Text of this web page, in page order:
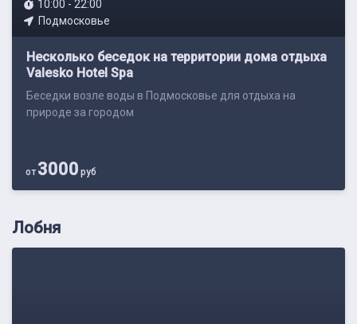
10:00 - 22:00
Подмосковье
Несколько беседок на территории дома отдыха
Valesko Hotel Spa
Беседки возле воды в Подмосковье для отдыха на
природе за городом
от3000 руб
Лобня